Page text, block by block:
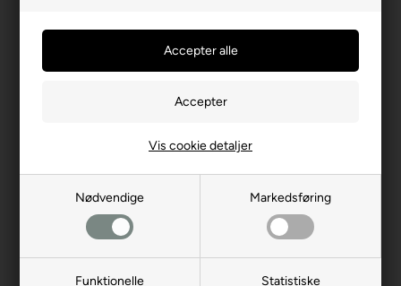
Nødvendige Markedsføring
Funktionelle Statistiske
Vis cookie detaljer